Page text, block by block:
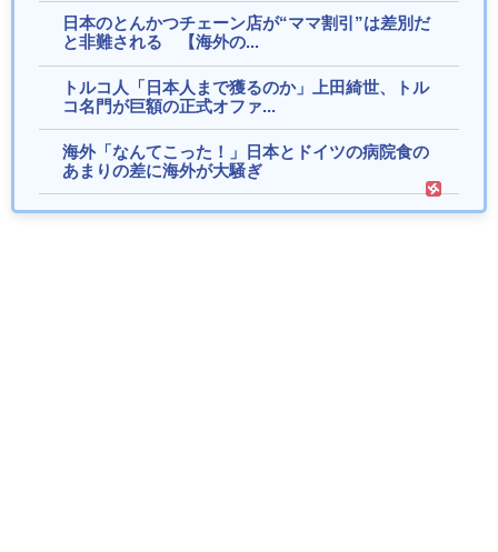
日本のとんかつチェーン店が“ママ割引”は差別だ
と非難される 【海外の...
トルコ人「日本人まで獲るのか」上田綺世、トル
コ名門が巨額の正式オファ...
海外「なんてこった！」日本とドイツの病院食の
あまりの差に海外が大騒ぎ